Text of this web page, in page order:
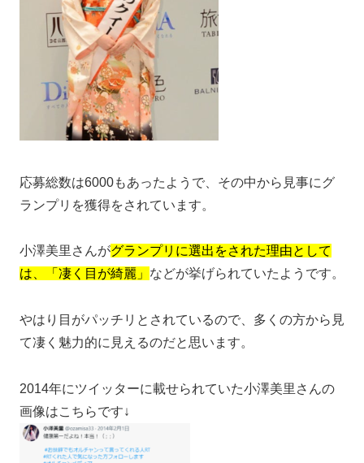
応募総数は6000もあったようで、その中から見事にグ
ランプリを獲得をされています。
小澤美里さんがグランプリに選出をされた理由として
は、「凄く目が綺麗」 などが挙げられていたようです。
やはり目がパッチリとされているので、多くの方から見
て凄く魅力的に見えるのだと思います。
2014年にツイッターに載せられていた小澤美里さんの
画像はこちらです↓